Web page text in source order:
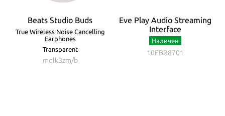
Beats Studio Buds
True Wireless Noise Cancelling
Earphones
Transparent
mqlk3zm/b
Eve Play Audio Streaming
Interface
Наличен
10EBR8701